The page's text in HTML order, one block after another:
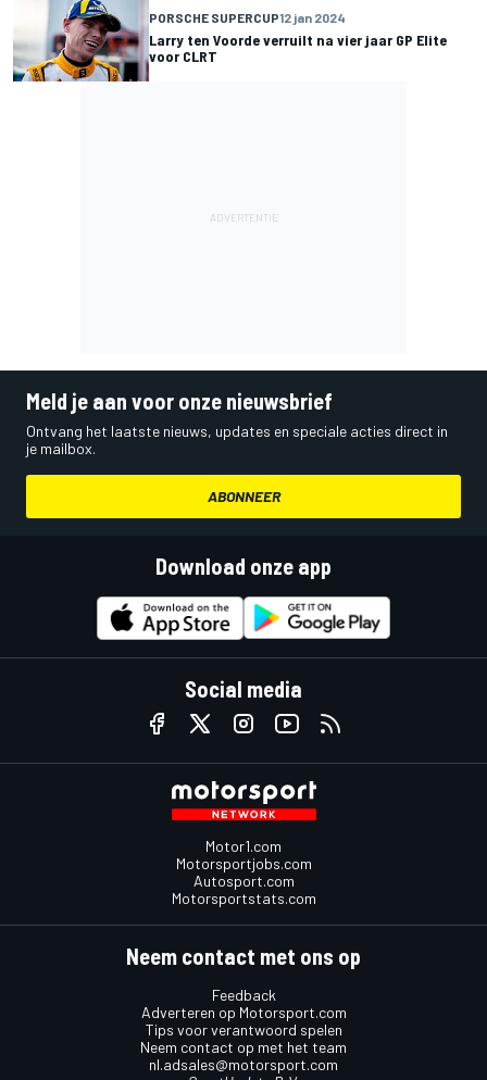
PORSCHE SUPERCUP12 jan 2024
Larry ten Voorde verruilt na vier jaar GP Elite
voor CLRT
Meld je aan voor onze nieuwsbrief
Ontvang het laatste nieuws, updates en speciale acties direct in
je mailbox.
ABONNEER
Download onze app
Social media
Motor1.com
Motorsportjobs.com
Autosport.com
Motorsportstats.com
Neem contact met ons op
Feedback
Adverteren op Motorsport.com
Tips voor verantwoord spelen
Neem contact op met het team
nl.adsales@motorsport.com